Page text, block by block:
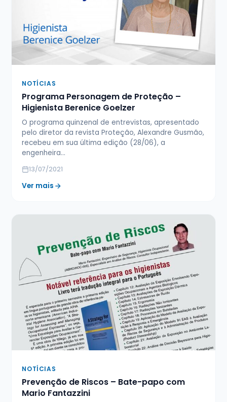
NOTÍCIAS
Programa Personagem de Proteção –
Higienista Berenice Goelzer
O programa quinzenal de entrevistas, apresentado
pelo diretor da revista Proteção, Alexandre Gusmão,
recebeu em sua última edição (28/06), a
engenheira…
13/07/2021
Ver mais
NOTÍCIAS
Prevenção de Riscos – Bate-papo com
Mario Fantazzini